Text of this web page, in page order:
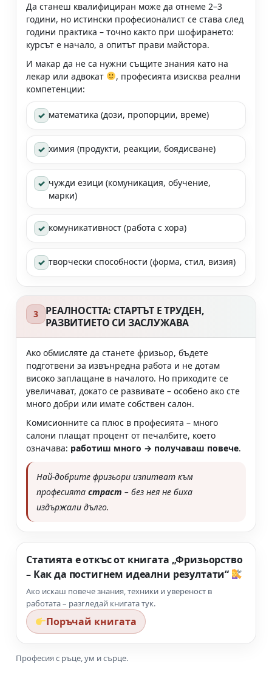
Да станеш квалифициран може да отнеме 2–3
години, но истински професионалист се става след
години практика – точно както при шофирането:
курсът е начало, а опитът прави майстора.
И макар да не са нужни същите знания като на
лекар или адвокат
, професията изисква реални
компетенции:
✓ математика (дози, пропорции, време)
✓ химия (продукти, реакции, боядисване)
✓ чужди езици (комуникация, обучение,
марки)
✓ комуникативност (работа с хора)
✓ творчески способности (форма, стил, визия)
3
РЕАЛНОСТТА: СТАРТЪТ Е ТРУДЕН,
РАЗВИТИЕТО СИ ЗАСЛУЖАВА
Ако обмисляте да станете фризьор, бъдете
подготвени за извънредна работа и не дотам
високо заплащане в началото. Но приходите се
увеличават, докато се развивате – особено ако сте
много добри или имате собствен салон.
Комисионните са плюс в професията – много
салони плащат процент от печалбите, което
означава: работиш много → получаваш повече.
Най-добрите фризьори изпитват към
професията страст – без нея не биха
издържали дълго.
Статията е откъс от книгата „Фризьорство
– Как да постигнем идеални резултати“
Ако искаш повече знания, техники и увереност в
работата – разгледай книгата тук.
Поръчай книгата
Професия с ръце, ум и сърце.